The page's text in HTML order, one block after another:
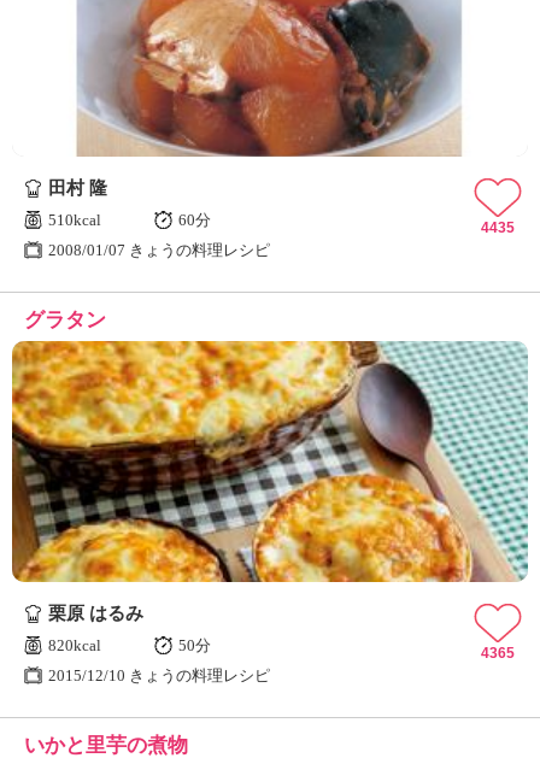
田村 隆
510kcal
60分
2008/01/07 きょうの料理レシピ
4435
グラタン
栗原 はるみ
820kcal
50分
2015/12/10 きょうの料理レシピ
4365
いかと里芋の煮物